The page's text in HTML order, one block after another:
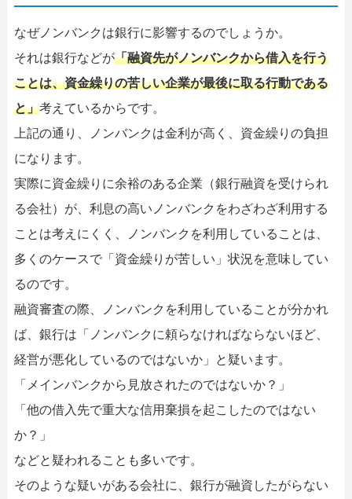
なぜノンバンクは銀行に影響するのでしょうか。
それは銀行などが「融資先がノンバンクから借入を行う
ことは、資金繰りの苦しい企業が最後に取る行動である
と」考えているからです。
上記の通り、ノンバンクは金利が高く、資金繰りの負担
になります。
実際に資金繰りに余裕のある企業（銀行融資を受けられ
る会社）が、利息の高いノンバンクをわざわざ利用する
ことは考えにくく、ノンバンクを利用していることは、
多くのケースで「資金繰りが苦しい」状況を意味してい
るのです。
融資審査の際、ノンバンクを利用していることが分かれ
ば、銀行は「ノンバンクに頼らなければならないほど、
経営が悪化しているのではないか」と疑います。
「メインバンクから見放されたのではないか？」
「他の借入先で重大な信用棄損を起こしたのではない
か？」
などと疑われることも多いです。
そのような疑いがある会社に、銀行が融資したがらない